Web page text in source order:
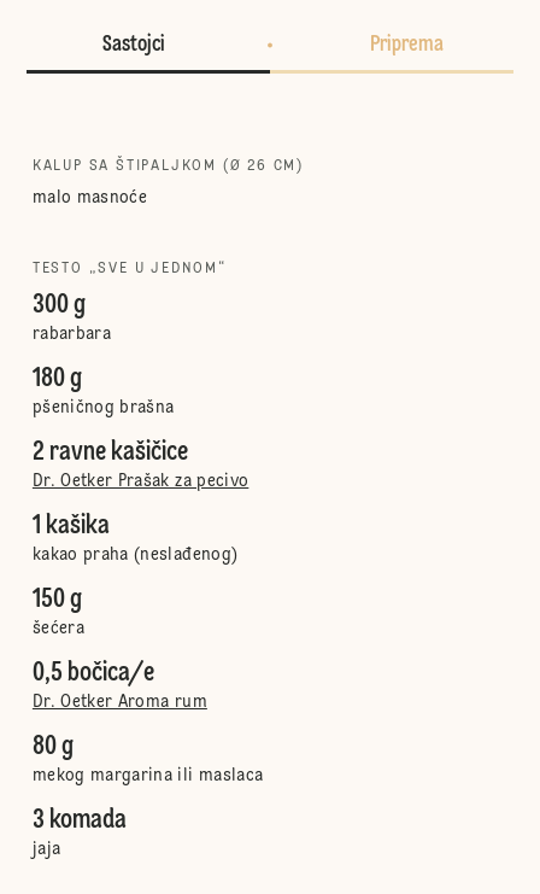
Sastojci Priprema
KALUP SA ŠTIPALJKOM (Ø 26 CM)
malo masnoće
TESTO „SVE U JEDNOM“
300 g
rabarbara
180 g
pšeničnog brašna
2 ravne kašičice
Dr. Oetker Prašak za pecivo
1 kašika
kakao praha (neslađenog)
150 g
šećera
0,5 bočica/e
Dr. Oetker Aroma rum
80 g
mekog margarina ili maslaca
3 komada
jaja